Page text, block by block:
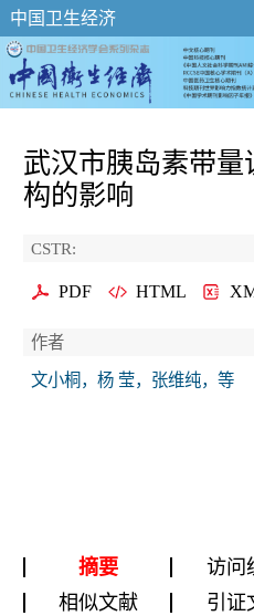
中国卫生经济
武汉市胰岛素带
构的影响
CSTR:
PDF HTML
作者
文小桐，杨 莹，张维纯，等
摘要 访问
相似文献
引证